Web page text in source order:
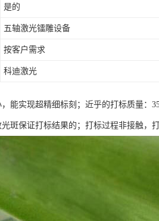
是的
五轴激光镭雕设备
按客户需求
科迪激光
能实现超精细标刻；近乎的打标质量：
斑保证打标结果的；打标过程非接触，打